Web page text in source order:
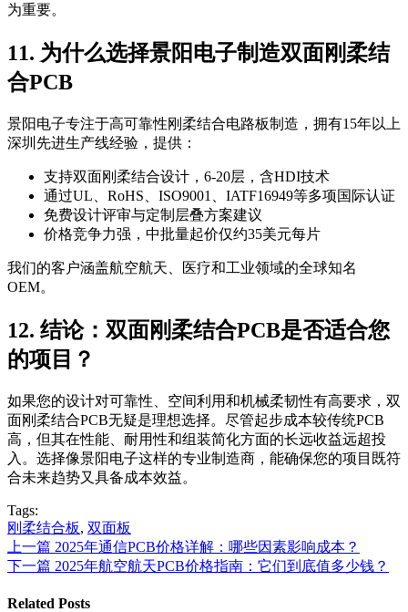
为重要。
11. 为什么选择景阳电子制造双面刚柔结
合PCB
景阳电子专注于高可靠性刚柔结合电路板制造，拥有15年以上
深圳先进生产线经验，提供：
支持双面刚柔结合设计，6-20层，含HDI技术
通过UL、RoHS、ISO9001、IATF16949等多项国际认证
免费设计评审与定制层叠方案建议
价格竞争力强，中批量起价仅约35美元每片
我们的客户涵盖航空航天、医疗和工业领域的全球知名
OEM。
12. 结论：双面刚柔结合PCB是否适合您
的项目？
如果您的设计对可靠性、空间利用和机械柔韧性有高要求，双
面刚柔结合PCB无疑是理想选择。尽管起步成本较传统PCB
高，但其在性能、耐用性和组装简化方面的长远收益远超投
入。选择像景阳电子这样的专业制造商，能确保您的项目既符
合未来趋势又具备成本效益。
Tags:
刚柔结合板, 双面板
上一篇 2025年通信PCB价格详解：哪些因素影响成本？
下一篇 2025年航空航天PCB价格指南：它们到底值多少钱？
Related Posts